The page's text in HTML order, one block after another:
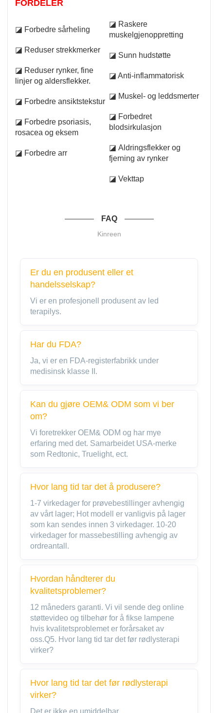
FORDELER
◪ Forbedre sårheling
◪ Reduser strekkmerker
◪ Reduser rynker, fine
linjer og aldersflekker.
◪ Forbedre ansiktstekstur
◪ Forbedre psoriasis,
rosacea og eksem
◪ Forbedre arr
◪ Raskere
muskelgjenoppretting
◪ Sunn hudstøtte
◪ Anti-inflammatorisk
◪ Muskel- og leddsmerter
◪ Forbedret
blodsirkulasjon
◪ Aldringsflekker og
fjerning av rynker
◪ Vekttap
FAQ
Kinreen
Er du en produsent eller et
handelsselskap?
Vi er en profesjonell produsent av led
terapilys.
Har du FDA?
Ja, vi er en FDA-registerfabrikk under
medisinsk klasse II.
Kan du gjøre OEM& ODM som vi ber
om?
Vi foretrekker OEM& ODM og har mye
erfaring med det. Samarbeidet USA-merke
som Redtonic, Truelight, ect.
Hvor lang tid tar det å produsere?
1-7 virkedager for prøvebestillinger avhengig
av vårt lager; Hot modell er vanligvis på lager
som kan sendes innen 3 virkedager. 10-20
virkedager for massebestilling avhengig av
ordreantall.
Hvordan håndterer du
kvalitetsproblemer?
12 måneders garanti. Vi vil sende deg online
støttevideo og tilbehør for å fikse lampene
hvis kvalitetsproblemet er forårsaket av
oss.Q5. Hvor lang tid tar det før rødlysterapi
virker?
Hvor lang tid tar det før rødlysterapi
virker?
Det er ikke en umiddelbar